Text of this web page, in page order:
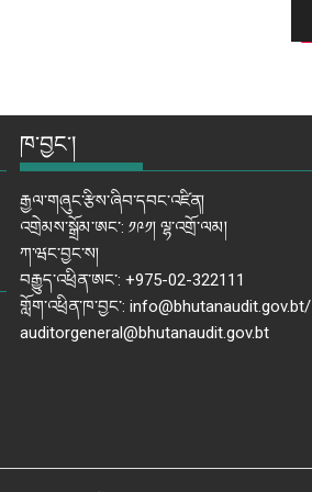
ཁ་བྱང་།
རྒྱལ་གཞུང་རྩིས་ཞིབ་དབང་འཛིན།
འགྲེམས་སྒྲོམ་ཨང་: ༡༩༡། ལྷ་འགྲོ་ལམ།
ཀ་ཝང་བྱང་ས།
བརྒྱུད་འཕྲིན་ཨང་: +975-02-322111
གློག་འཕྲིན་ཁ་བྱང་: info@bhutanaudit.gov.bt/
auditorgeneral@bhutanaudit.gov.bt